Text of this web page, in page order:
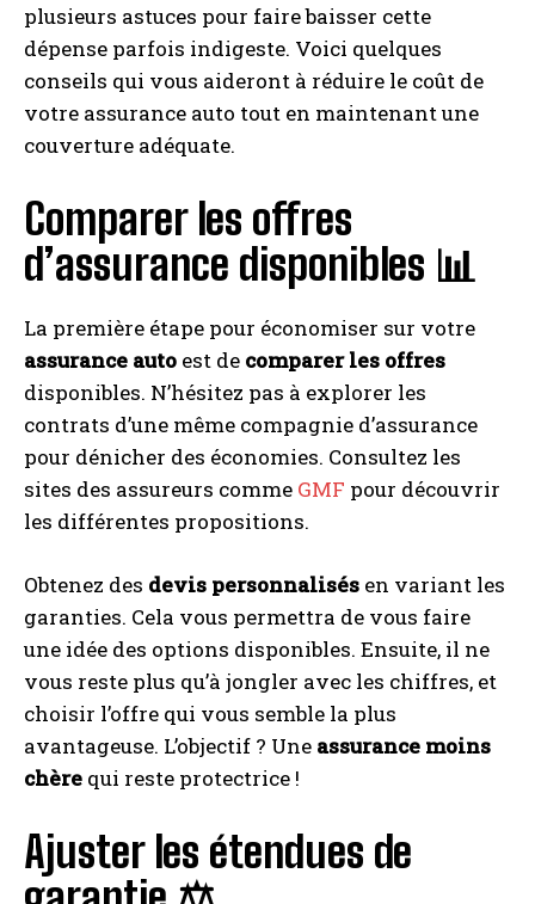
plusieurs astuces pour faire baisser cette
dépense parfois indigeste. Voici quelques
conseils qui vous aideront à réduire le coût de
votre assurance auto tout en maintenant une
couverture adéquate.
Comparer les offres
d’assurance disponibles 📊
La première étape pour économiser sur votre
assurance auto est de comparer les offres
disponibles. N’hésitez pas à explorer les
contrats d’une même compagnie d’assurance
pour dénicher des économies. Consultez les
sites des assureurs comme GMF pour découvrir
les différentes propositions.
Obtenez des devis personnalisés en variant les
garanties. Cela vous permettra de vous faire
une idée des options disponibles. Ensuite, il ne
vous reste plus qu’à jongler avec les chiffres, et
choisir l’offre qui vous semble la plus
avantageuse. L’objectif ? Une assurance moins
chère qui reste protectrice !
Ajuster les étendues de